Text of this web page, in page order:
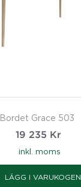
Bordet Grace 503
19 235 Kr
inkl. moms
LÄGG I VARUKOGEN